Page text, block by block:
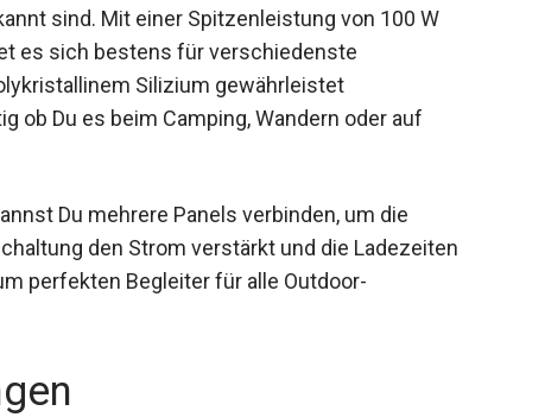
sind. Mit einer Spitzenleistung von 100 W
es sich bestens für verschiedenste
Silizium gewährleistet
ob Du es beim Camping, Wandern oder auf
Du mehrere Panels verbinden, um die
den Strom verstärkt und die Ladezeiten
perfekten Begleiter für alle Outdoor-